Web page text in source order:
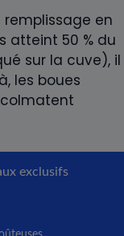
remplissage en
atteint 50 % du
sur la cuve), il
les boues